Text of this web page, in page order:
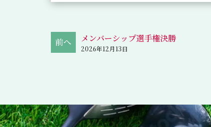
メンバーシップ選手権決勝
2026年12月13日